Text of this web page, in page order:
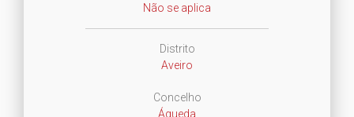
Não se aplica
Distrito
Aveiro
Concelho
Águeda